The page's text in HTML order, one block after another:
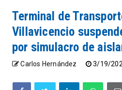
Terminal de
Villavicencio
por simulacro de
Carlos Hernández 3/19/